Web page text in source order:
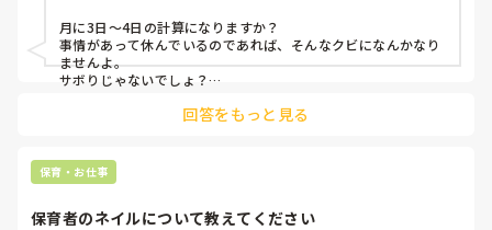
月に3日〜4日の計算になりますか？
事情があって休んでいるのであれば、そんなクビになんかなり
ませんよ。
サボりじゃないでしょ？
同じクラスの先生が、もしも今後、いい気がしないと言葉にし
いいと思います。
からの振る舞いだと思いますよ。
回答をもっと見る
保育・お仕事
保育者のネイルについて教えてください